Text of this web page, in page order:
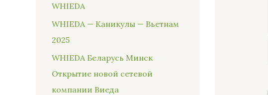
WHIEDA
WHIEDA — Каникулы — Вьетнам
2025
WHIEDA Беларусь Минск
Открытие новой сетевой
компании Виеда